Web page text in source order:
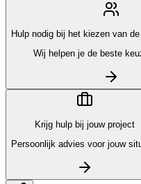
Hulp nodig bij het kiezen van
Wij helpen je de beste
Krijg hulp bij jouw project
Persoonlijk advies voor jouw